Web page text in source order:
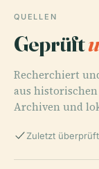
QUELLEN
Geprüft
Recherchiert
aus
Archiven und
Zuletzt